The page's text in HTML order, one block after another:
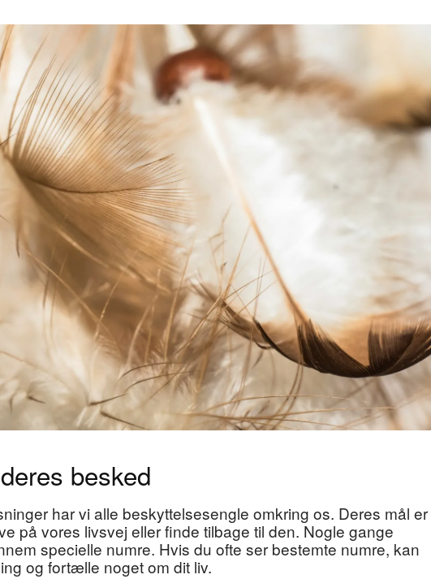
besked
har vi alle beskyttelsesengle omkring os. Deres mål er
på vores livsvej eller finde tilbage til den. Nogle gange
specielle numre. Hvis du ofte ser bestemte numre, kan
og fortælle noget om dit liv.